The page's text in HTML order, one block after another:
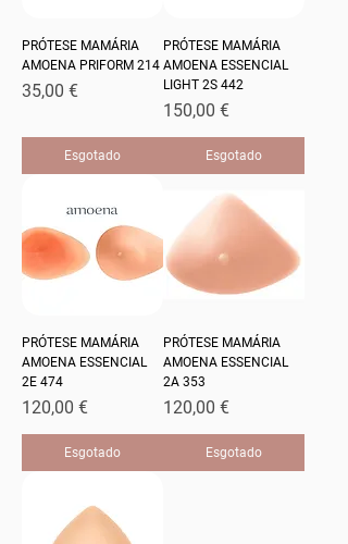
PRÓTESE MAMÁRIA
AMOENA PRIFORM 214
Preço
35,00 €
Esgotado
PRÓTESE MAMÁRIA
AMOENA ESSENCIAL
LIGHT 2S 442
Preço
150,00 €
Esgotado
PRÓTESE MAMÁRIA
AMOENA ESSENCIAL
2E 474
Preço
120,00 €
Esgotado
PRÓTESE MAMÁRIA
AMOENA ESSENCIAL
2A 353
Preço
120,00 €
Esgotado